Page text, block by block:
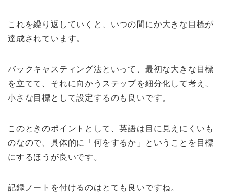
これを繰り返していくと、いつの間にか大きな目標が
達成されています。
バックキャスティング法といって、最初な大きな目標
を立てて、それに向かうステップを細分化して考え、
小さな目標として設定するのも良いです。
このときのポイントとして、英語は目に見えにくいも
のなので、具体的に「何をするか」ということを目標
にするほうが良いです。
記録ノートを付けるのはとても良いですね。